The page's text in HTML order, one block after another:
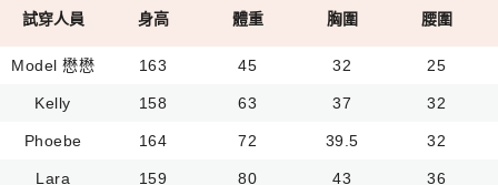
試穿人員 身高 體重 胸圍 腰圍
Model 懋懋 163 45 32 25
Kelly 158 63 37 32
Phoebe 164 72 39.5 32
Lara 159 80 43 36